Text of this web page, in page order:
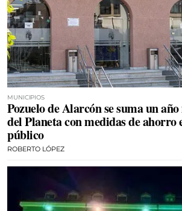
MUNICIPIOS
Pozuelo de Alarcón se suma un
del Planeta con medidas de
público
ROBERTO LÓPEZ